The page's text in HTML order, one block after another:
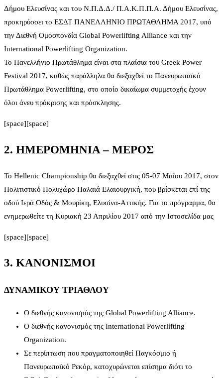
Δήμου Ελευσίνας και του Ν.Π.Δ.Δ./ Π.Α.Κ.Π.Π.Α. Δήμου Ελευσίνας,
προκηρύσσει το ΕΣΔΤ ΠΑΝΕΛΛΗΝΙΟ ΠΡΩΤΑΘΛΗΜΑ 2017, υπό
την Διεθνή Ομοσπονδία Global Powerlifting Alliance και την
International Powerlifting Organization.
Το Πανελλήνιο Πρωτάθλημα είναι στα πλαίσια του Greek Power
Festival 2017, καθώς παράλληλα θα διεξαχθεί το Πανευρωπαϊκό
Πρωτάθλημα Powerlifting, στο οποίο δικαίωμα συμμετοχής έχουν
όλοι άνευ πρόκρισης και πρόσκλησης.
[space][space]
2. ΗΜΕΡΟΜΗΝΙΑ – ΜΕΡΟΣ
Το Hellenic Championship θα διεξαχθεί στις 05-07 Μαΐου 2017, στον
Πολιτιστικό Πολυχώρο Παλαιά Ελαιουργική, που βρίσκεται επί της
οδού Ιερά Οδός & Μουρίκη, Ελυσίνα-Αττικής. Για το πρόγραμμα, θα
ενημερωθείτε τη Κυριακή 23 Απριλίου 2017 από την Ιστοσελίδα μας
[space][space]
3. ΚΑΝΟΝΙΣΜΟΙ
ΔΥΝΑΜΙΚΟΥ ΤΡΙΑΘΛΟΥ
Ο διεθνής κανονισμός της Global Powerlifting Alliance.
Ο διεθνής κανονισμός της International Powerlifting
Organization.
Σε περίπτωση που πραγματοποιηθεί Παγκόσμιο ή
Πανευρωπαϊκό Ρεκόρ, κατοχυρώνεται επίσημα διότι το